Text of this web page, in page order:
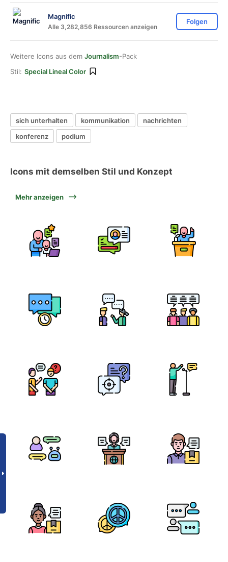
Magnific
Alle 3,282,856 Ressourcen anzeigen
Folgen
Weitere Icons aus dem Journalism-Pack
Stil: Special Lineal Color
sich unterhalten kommunikation
nachrichten
konferenz
podium
Icons mit demselben Stil und Konzept
Mehr anzeigen